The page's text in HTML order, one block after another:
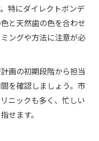
特にダイレクトボンデ
と天然歯の色を合わせ
ングや方法に注意が必
画の初期段階から担当
を確認しましょう。市
ニックも多く、忙しい
せます。